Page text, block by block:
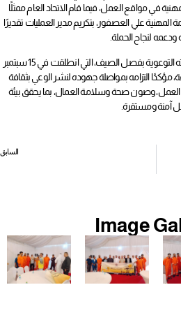
في مواقع العمل، فيما قام الاتحاد العام ممثلًا
علي العصفور، بتكريم مدير العمليات تقديرًا
ودعمه لنجاح الحملة.
وبهذا، يكون الاتحاد العام قد اختتم حملته التوعوية بفصل الصيف، التي انطلقت في 15 سبتمبر
التزامه بمواصلة جهوده لنشر الوعي بثقافة
وصون صحة وسلامة العمال، بما يحقق بيئة
آمنة ومستقرة.
السابق
Image